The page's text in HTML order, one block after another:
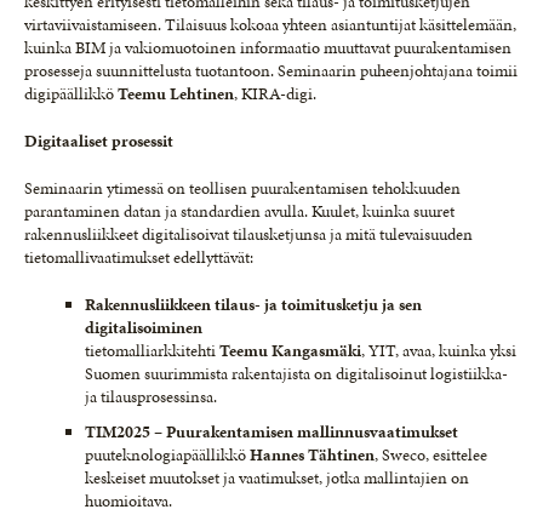
virtaviivaistamiseen. Tilaisuus kokoaa yhteen asiantuntijat käsittelemään,
kuinka BIM ja vakiomuotoinen informaatio muuttavat puurakentamisen
prosesseja suunnittelusta tuotantoon. Seminaarin puheenjohtajana toimii
digipäällikköTeemu Lehtinen, KIRA-digi.
Digitaaliset prosessit
Seminaarin ytimessä on teollisen puurakentamisen tehokkuuden
parantaminen datan ja standardien avulla. Kuulet, kuinka suuret
rakennusliikkeet digitalisoivat tilausketjunsa ja mitä tulevaisuuden
tietomallivaatimukset edellyttävät:
Rakennusliikkeen tilaus- ja toimitusketju ja sen
digitalisoiminen
tietomalliarkkitehtiTeemu Kangasmäki, YIT, avaa, kuinka yksi
Suomen suurimmista rakentajista on digitalisoinut logistiikka-
ja tilausprosessinsa.
TIM2025 – Puurakentamisen mallinnusvaatimukset
puuteknologiapäällikköHannes Tähtinen, Sweco, esittelee
keskeiset muutokset ja vaatimukset, jotka mallintajien on
huomioitava.